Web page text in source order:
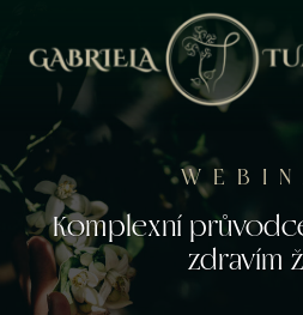
Komplexní
zdravím